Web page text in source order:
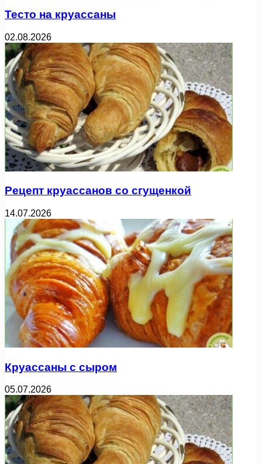
Тесто на круассаны
02.08.2026
Рецепт круассанов со сгущенкой
14.07.2026
Круассаны с сыром
05.07.2026